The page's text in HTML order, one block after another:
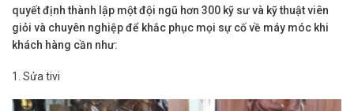
quyết định thành lập một đội ngũ hơn 300 kỹ sư và kỹ thuật viên
giỏi và chuyên nghiệp để khắc phục mọi sự cố về máy móc khi
khách hàng cần như:
1. Sửa tivi